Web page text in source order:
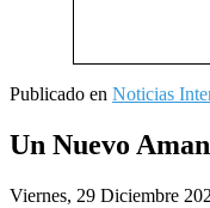
Publicado en Noticias
Un Nuevo
Viernes, 29 Diciembre